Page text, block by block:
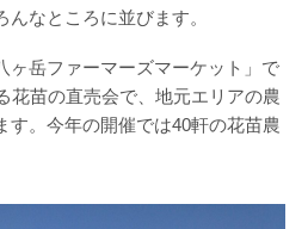
なところに並びます。
ヶ岳ファーマーズマーケット」で
花苗の直売会で、地元エリアの農
す。今年の開催では40軒の花苗農